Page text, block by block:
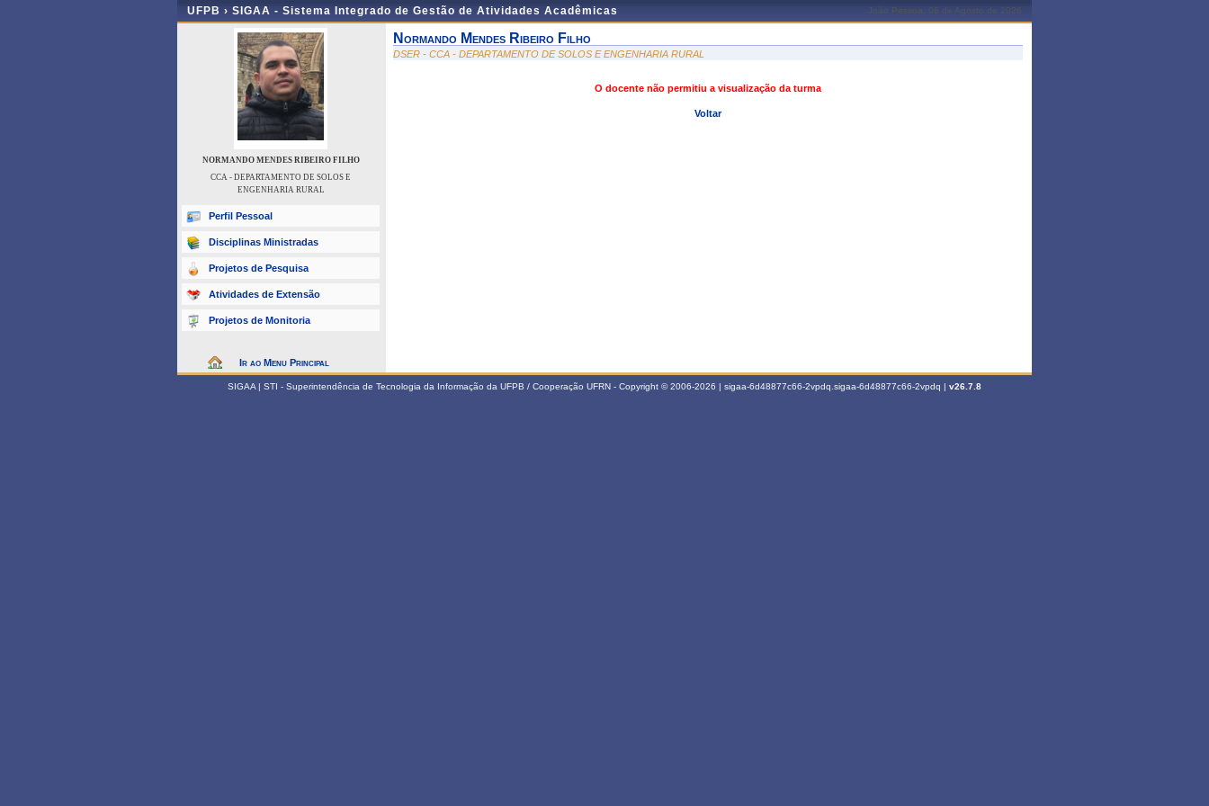
UFPB › SIGAA - Sistema Integrado de Gestão de Atividades Acadêmicas João Pessoa, 06 de Agosto de 2026
NORMANDO MENDES RIBEIRO FILHO
CCA - DEPARTAMENTO DE SOLOS E
ENGENHARIA RURAL
Perfil Pessoal
Disciplinas Ministradas
Projetos de Pesquisa
Atividades de Extensão
Projetos de Monitoria
Ir ao Menu Principal
Normando Mendes Ribeiro Filho
DSER - CCA - DEPARTAMENTO DE SOLOS E ENGENHARIA RURAL
O docente não permitiu a visualização da turma
Voltar
SIGAA | STI - Superintendência de Tecnologia da Informação da UFPB / Cooperação UFRN - Copyright © 2006-2026 | sigaa-6d48877c66-2vpdq.sigaa-6d48877c66-2vpdq | v26.7.8